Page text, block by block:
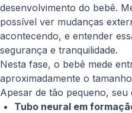
desenvolvimento do bebê.
possível ver mudanças
acontecendo, e entender
segurança e tranquilidade.
Nesta fase, o bebê mede
aproximadamente o
Apesar de tão pequeno,
Tubo neural em